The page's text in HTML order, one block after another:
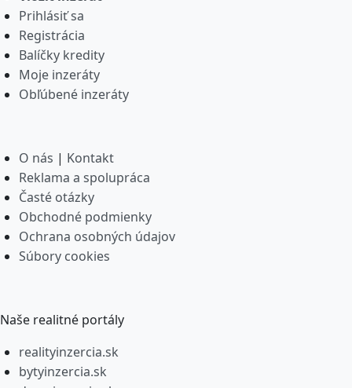
Prihlásiť sa
Registrácia
Balíčky kredity
Moje inzeráty
Obľúbené inzeráty
O nás | Kontakt
Reklama a spolupráca
Časté otázky
Obchodné podmienky
Ochrana osobných údajov
Súbory cookies
Naše realitné portály
realityinzercia.sk
bytyinzercia.sk